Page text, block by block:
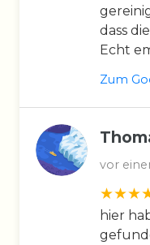
dass
Echt
Zum
vor
hier